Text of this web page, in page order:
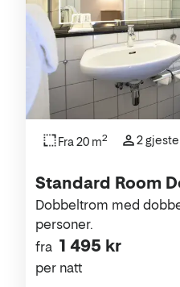
Standard Room
fra 1 495 kr
per natt
Dobbeltrom med
personer.
Fra 20 m2 2